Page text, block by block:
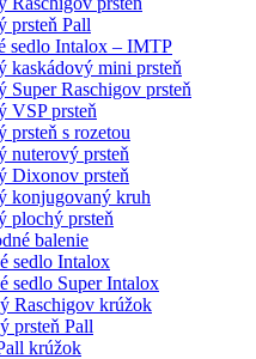
prsteň Pall
sedlo Intalox – IMTP
kaskádový mini prsteň
Super Raschigov prsteň
VSP prsteň
prsteň s rozetou
nuterový prsteň
Dixonov prsteň
konjugovaný kruh
plochý prsteň
balenie
sedlo Intalox
sedlo Super Intalox
Raschigov krúžok
prsteň Pall
krúžok